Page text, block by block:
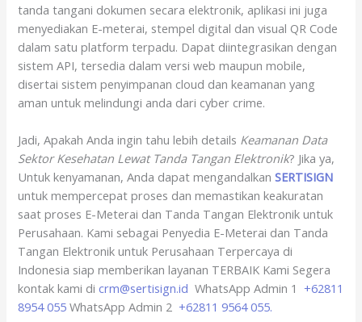
tanda tangani dokumen secara elektronik, aplikasi ini juga
menyediakan E-meterai, stempel digital dan visual QR Code
dalam satu platform terpadu. Dapat diintegrasikan dengan
sistem API, tersedia dalam versi web maupun mobile,
disertai sistem penyimpanan cloud dan keamanan yang
aman untuk melindungi anda dari cyber crime.
Jadi, Apakah Anda ingin tahu lebih details Keamanan Data
Sektor Kesehatan Lewat Tanda Tangan Elektronik? Jika ya,
Untuk kenyamanan, Anda dapat mengandalkanSERTISIGN
untuk mempercepat proses dan memastikan keakuratan
saat proses E-Meterai dan Tanda Tangan Elektronik untuk
Perusahaan. Kami sebagai Penyedia E-Meterai dan Tanda
Tangan Elektronik untuk Perusahaan Terpercaya di
Indonesia siap memberikan layanan TERBAIK Kami Segera
kontak kami dicrm@sertisign.id WhatsApp Admin 1 +62811
8954 055 WhatsApp Admin 2 +62811 9564 055.